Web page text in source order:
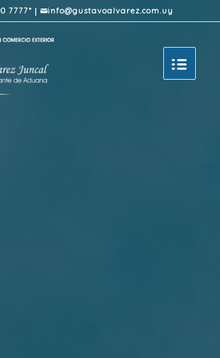
7777*| info@gustavoalvarez.com.uy